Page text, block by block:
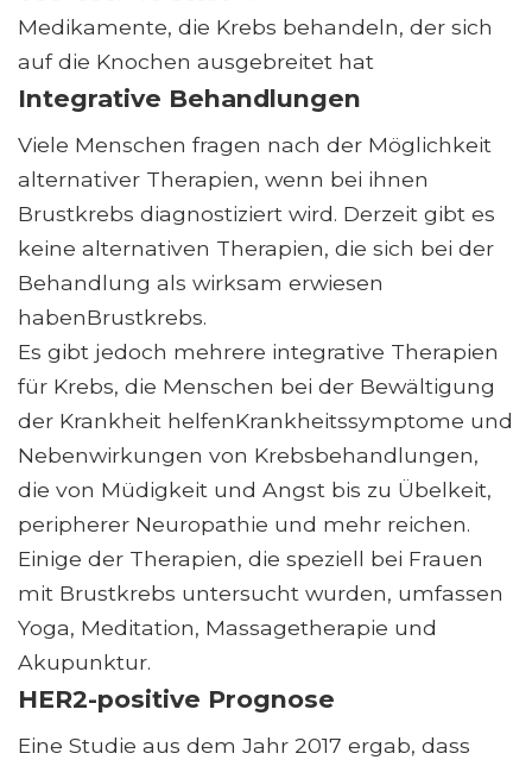
Medikamente, die Krebs behandeln, der sich
auf die Knochen ausgebreitet hat
Integrative Behandlungen
Viele Menschen fragen nach der Möglichkeit
alternativer Therapien, wenn bei ihnen
Brustkrebs diagnostiziert wird. Derzeit gibt es
keine alternativen Therapien, die sich bei der
Behandlung als wirksam erwiesen
habenBrustkrebs.
Es gibt jedoch mehrere integrative Therapien
für Krebs, die Menschen bei der Bewältigung
der Krankheit helfenKrankheitssymptome und
Nebenwirkungen von Krebsbehandlungen,
die von Müdigkeit und Angst bis zu Übelkeit,
peripherer Neuropathie und mehr reichen.
Einige der Therapien, die speziell bei Frauen
mit Brustkrebs untersucht wurden, umfassen
Yoga, Meditation, Massagetherapie und
Akupunktur.
HER2-positive Prognose
Eine Studie aus dem Jahr 2017 ergab, dass